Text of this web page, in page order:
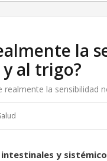
la
al trigo?
realmente la sensibilidad
y